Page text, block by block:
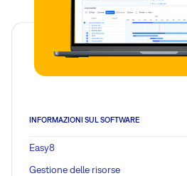
INFORMAZIONI SUL SOFTWARE
Easy8
Gestione delle risorse